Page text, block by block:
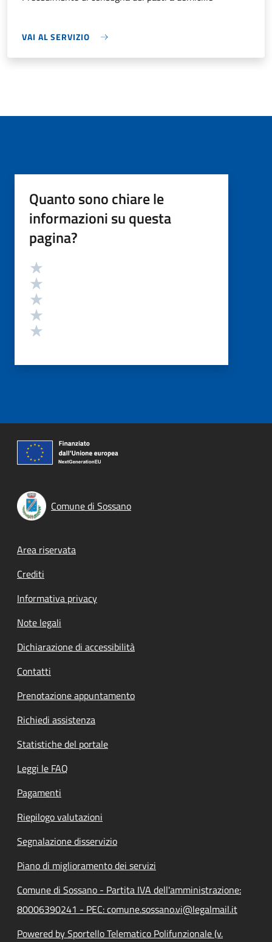
VAI AL SERVIZIO
Quanto sono chiare le
informazioni su questa
pagina?
Valutazione
Comune di Sossano
Footer menu
Area riservata
Crediti
Informativa privacy
Note legali
Dichiarazione di accessibilità
Contatti
Prenotazione appuntamento
Richiedi assistenza
Statistiche del portale
Leggi le FAQ
Pagamenti
Riepilogo valutazioni
Segnalazione disservizio
Piano di miglioramento dei servizi
Comune di Sossano - Partita IVA dell'amministrazione:
80006390241 - PEC: comune.sossano.vi@legalmail.it
Powered by Sportello Telematico Polifunzionale (v.